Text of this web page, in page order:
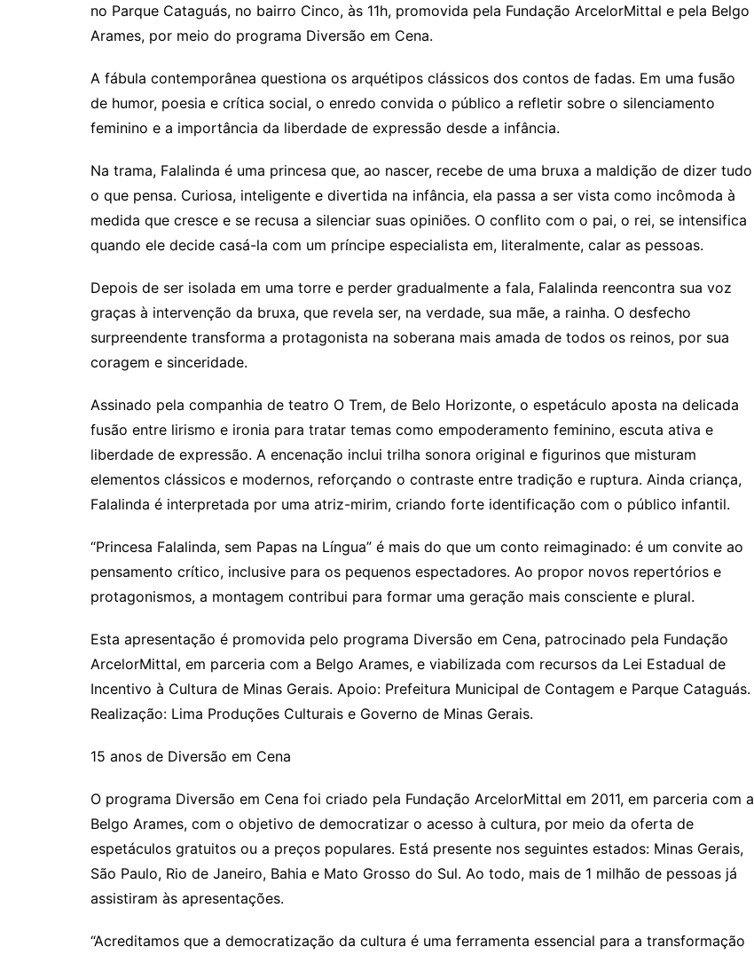
no Parque Cataguás, no bairro Cinco, às 11h, promovida pela Fundação ArcelorMittal e pela Belgo
Arames, por meio do programa Diversão em Cena.
A fábula contemporânea questiona os arquétipos clássicos dos contos de fadas. Em uma fusão
de humor, poesia e crítica social, o enredo convida o público a refletir sobre o silenciamento
feminino e a importância da liberdade de expressão desde a infância.
Na trama, Falalinda é uma princesa que, ao nascer, recebe de uma bruxa a maldição de dizer tudo
o que pensa. Curiosa, inteligente e divertida na infância, ela passa a ser vista como incômoda à
medida que cresce e se recusa a silenciar suas opiniões. O conflito com o pai, o rei, se intensifica
quando ele decide casá-la com um príncipe especialista em, literalmente, calar as pessoas.
Depois de ser isolada em uma torre e perder gradualmente a fala, Falalinda reencontra sua voz
graças à intervenção da bruxa, que revela ser, na verdade, sua mãe, a rainha. O desfecho
surpreendente transforma a protagonista na soberana mais amada de todos os reinos, por sua
coragem e sinceridade.
Assinado pela companhia de teatro O Trem, de Belo Horizonte, o espetáculo aposta na delicada
fusão entre lirismo e ironia para tratar temas como empoderamento feminino, escuta ativa e
liberdade de expressão. A encenação inclui trilha sonora original e figurinos que misturam
elementos clássicos e modernos, reforçando o contraste entre tradição e ruptura. Ainda criança,
Falalinda é interpretada por uma atriz-mirim, criando forte identificação com o público infantil.
“Princesa Falalinda, sem Papas na Língua” é mais do que um conto reimaginado: é um convite ao
pensamento crítico, inclusive para os pequenos espectadores. Ao propor novos repertórios e
protagonismos, a montagem contribui para formar uma geração mais consciente e plural.
Esta apresentação é promovida pelo programa Diversão em Cena, patrocinado pela Fundação
ArcelorMittal, em parceria com a Belgo Arames, e viabilizada com recursos da Lei Estadual de
Incentivo à Cultura de Minas Gerais. Apoio: Prefeitura Municipal de Contagem e Parque Cataguás.
Realização: Lima Produções Culturais e Governo de Minas Gerais.
15 anos de Diversão em Cena
O programa Diversão em Cena foi criado pela Fundação ArcelorMittal em 2011, em parceria com a
Belgo Arames, com o objetivo de democratizar o acesso à cultura, por meio da oferta de
espetáculos gratuitos ou a preços populares. Está presente nos seguintes estados: Minas Gerais,
São Paulo, Rio de Janeiro, Bahia e Mato Grosso do Sul. Ao todo, mais de 1 milhão de pessoas já
assistiram às apresentações.
“Acreditamos que a democratização da cultura é uma ferramenta essencial para a transformação